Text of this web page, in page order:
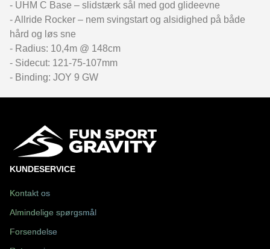
- UHM C Base – slidstærk sål med god glideevne
- Allride Rocker – nem svingstart og alsidighed på både
hård og løs sne
- Radius: 10,4m @ 148cm
- Sidecut: 121-75-107mm
- Binding: JOY 9 GW
KUNDESERVICE
Kontakt os
Almindelige spørgsmål
Forsendelse